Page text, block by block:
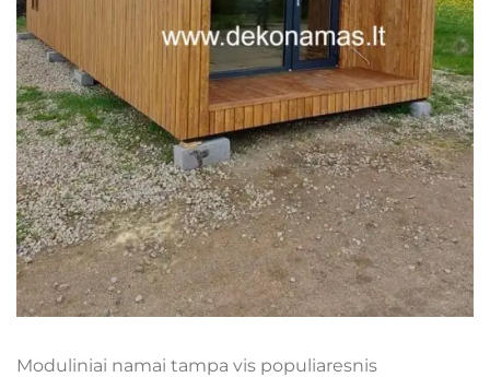
Moduliniai namai tampa vis populiaresnis